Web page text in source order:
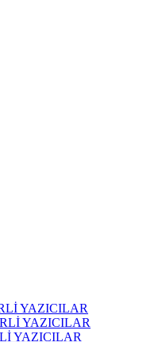
YAZICILAR
YAZICILAR
YAZICILAR